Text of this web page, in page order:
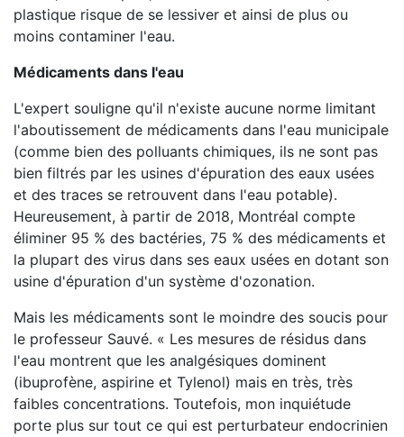
plastique risque de se lessiver et ainsi de plus ou
moins contaminer l'eau.
Médicaments dans l'eau
L'expert souligne qu'il n'existe aucune norme limitant
l'aboutissement de médicaments dans l'eau municipale
(comme bien des polluants chimiques, ils ne sont pas
bien filtrés par les usines d'épuration des eaux usées
et des traces se retrouvent dans l'eau potable).
Heureusement, à partir de 2018, Montréal compte
éliminer 95 % des bactéries, 75 % des médicaments et
la plupart des virus dans ses eaux usées en dotant son
usine d'épuration d'un système d'ozonation.
Mais les médicaments sont le moindre des soucis pour
le professeur Sauvé. « Les mesures de résidus dans
l'eau montrent que les analgésiques dominent
(ibuprofène, aspirine et Tylenol) mais en très, très
faibles concentrations. Toutefois, mon inquiétude
porte plus sur tout ce qui est perturbateur endocrinien